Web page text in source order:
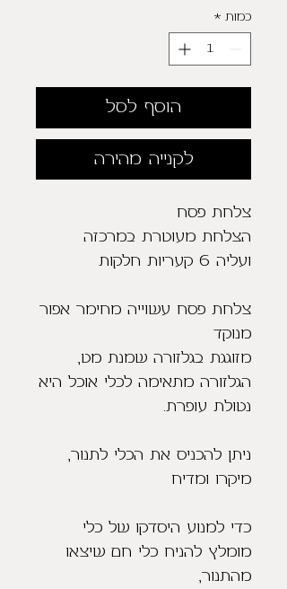
כמות *
הוסף לסל
לקנייה מהירה
צלחת פסח
הצלחת מעוטרת במרכזה
ועליה 6 קעריות חלקות
צלחת פסח עשוייה מחימר אפור
מנוקד
מזוגגת בגלזורה שמנת מט,
הגלזורה מתאימה לכלי אוכל היא
נטולת עופרת.
ניתן להכניס את הכלי לתנור,
מיקרו ומדיח
כדי למנוע היסדקו של כלי
מומלץ להניח כלי חם שיצאו
מהתנור,